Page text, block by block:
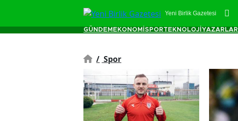
Yeni Birlik Gazetesi
GÜNDEM EKONOMİ SPORTEKNOLOJİ YAZARLAR
/ Spor